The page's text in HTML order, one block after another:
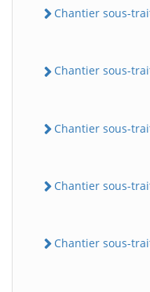
Chantier sous-
Chantier sous-
Chantier sous-
Chantier sous-
Chantier sous-